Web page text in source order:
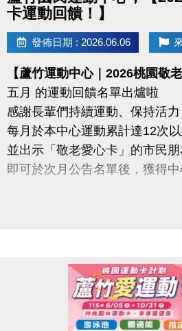
#KiiiKiii－I Do Me（或依實際
◆注意事項
1.請穿著運動服裝及乾淨運
巾。
2.因個人因素無法參與者，恕不
3.欲轉班者請至櫃檯辦理，每人
4.場館內禁止飲食（飲用水及運
5.主辦單位保有課程調整、延期
6.如有未盡事宜，依現場公告為
https://www.lzsports.com.tw/
-FB : 桃園市蘆竹國民運動中心
-IG : @luzhusports
卡運動回饋！】
發佈日期 : 2026.06.06
【蘆竹運動中心｜2026桃園敬
五月 的運動回饋名單出爐啦
感謝長輩們持續運動、保持活力
每月於本中心運動累計達12次以
並出示「敬老愛心卡」的市民朋
即可於次月公告名單後，獲得
請於115年6/5日後 攜帶敬老愛
◆ 需本人親自前來領取
◆ 不可委託他人代領
持續運動不僅讓身體更健康，